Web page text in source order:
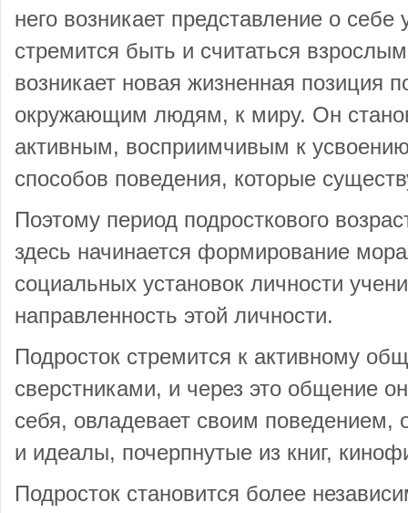
него возникает представление о
стремится быть и считаться
возникает новая жизненная позиция
окружающим людям, к миру. Он
активным, восприимчивым к
способов поведения, которые
Поэтому период подросткового
здесь начинается формирование
социальных установок личности
направленность этой личности.
Подросток стремится к активному
сверстниками, и через это общение
себя, овладевает своим поведением,
и идеалы, почерпнутые из книг,
Подросток становится более